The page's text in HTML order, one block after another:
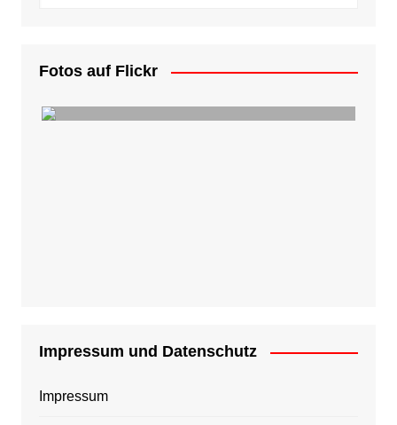
Fotos auf Flickr
Impressum und Datenschutz
Impressum